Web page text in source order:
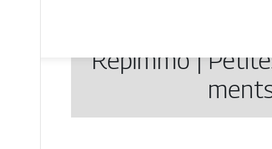
Repimmo |